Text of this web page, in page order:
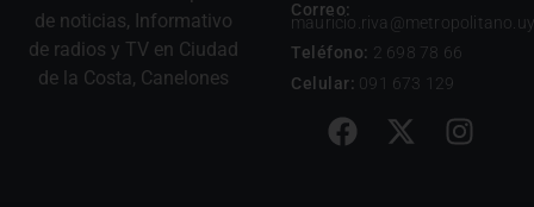
de noticias, Informativo
de radios y TV en Ciudad
de la Costa, Canelones
Correo:
mauricio.riva@metropolitano.uy
Teléfono: 2 698 78 66
Celular: 091 673 129